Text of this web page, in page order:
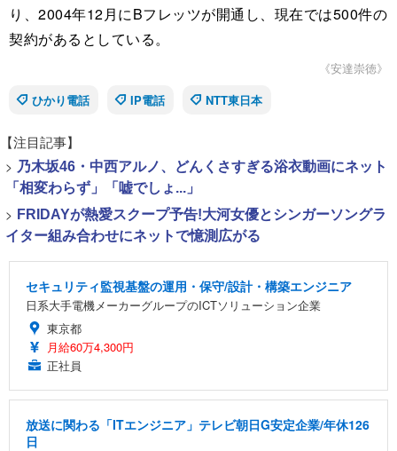
り、2004年12月にBフレッツが開通し、現在では500件の
契約があるとしている。
《安達崇徳》
ひかり電話
IP電話 NTT東日本
【注目記事】
> 乃木坂46・中西アルノ、どんくさすぎる浴衣動画にネット
「相変わらず」「嘘でしょ...」
> FRIDAYが熱愛スクープ予告!大河女優とシンガーソングラ
イター組み合わせにネットで憶測広がる
セキュリティ監視基盤の運用・保守/設計・構築エンジニア
日系大手電機メーカーグループのICTソリューション企業
東京都
月給60万4,300円
正社員
放送に関わる「ITエンジニア」テレビ朝日G安定企業/年休126
日